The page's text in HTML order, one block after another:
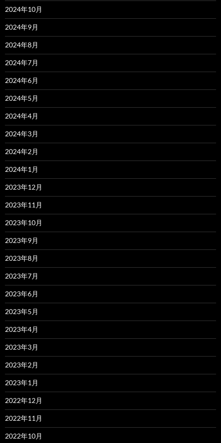
2024年10月
2024年9月
2024年8月
2024年7月
2024年6月
2024年5月
2024年4月
2024年3月
2024年2月
2024年1月
2023年12月
2023年11月
2023年10月
2023年9月
2023年8月
2023年7月
2023年6月
2023年5月
2023年4月
2023年3月
2023年2月
2023年1月
2022年12月
2022年11月
2022年10月